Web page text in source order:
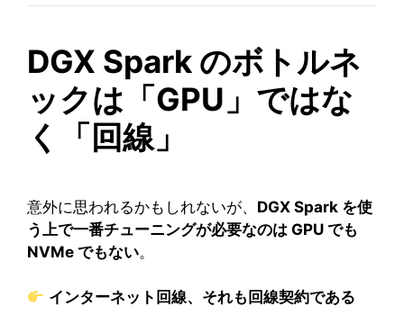
DGX Spark のボトルネ
ックは「GPU」ではな
く「回線」
意外に思われるかもしれないが、 DGX Spark を使
う上で一番チューニングが必要なのは GPU でも
NVMe でもない。
インターネット回線、それも回線契約である